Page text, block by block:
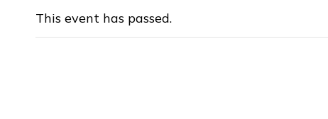
This event has passed.